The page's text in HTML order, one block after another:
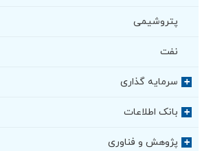
پتروشیمی
نفت
+ سرمایه گذاری
+ بانک اطلاعات
+ پژوهش و فناوری